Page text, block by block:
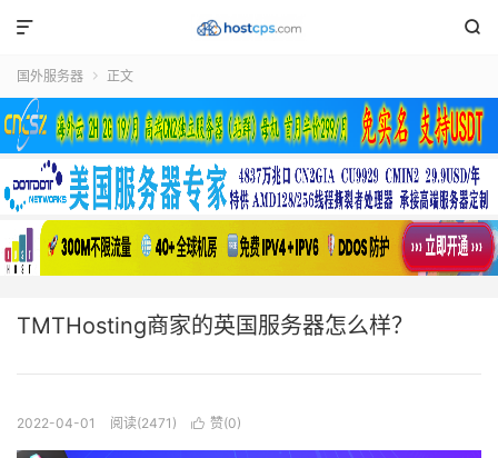


国外服务器  正文
TMTHosting商家的英国服务器怎么样？
2022-04-01 阅读(2471)  赞(0)